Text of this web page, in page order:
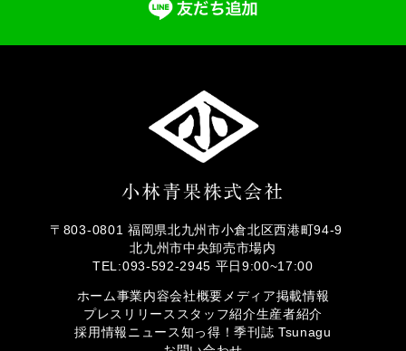
〒803-0801 福岡県北九州市小倉北区西港町94-9
北九州市中央卸売市場内
TEL:093-592-2945 平日9:00~17:00
ホーム事業内容会社概要 メディア掲載情報
プレスリリース スタッフ紹介生産者紹介
採用情報 ニュース 知っ得！季刊誌 Tsunagu